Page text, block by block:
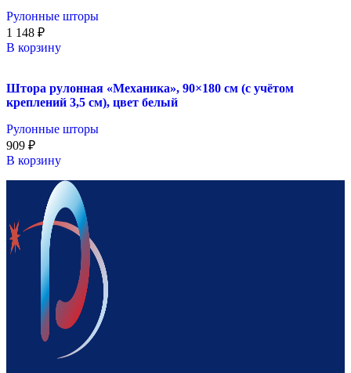
Рулонные шторы
1 148 ₽
В корзину
Штора рулонная «Механика», 90×180 см (с учётом
креплений 3,5 см), цвет белый
Рулонные шторы
909 ₽
В корзину